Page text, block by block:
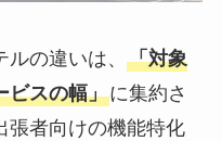
の違いは、 「対象
ビスの幅」に集約さ
張者向けの機能特化